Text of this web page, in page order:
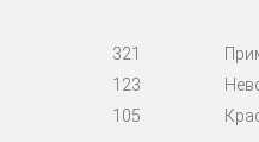
321
123
105